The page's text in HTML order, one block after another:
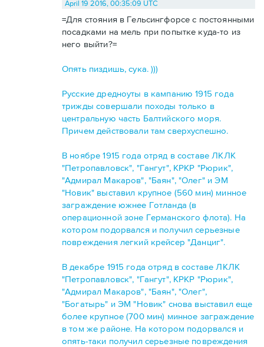
April 19 2016, 00:35:09 UTC
=Для стояния в Гельсингфорсе с постоянными
посадками на мель при попытке куда-то из
него выйти?=
Опять пиздишь, сука. )))
Русские дредноуты в кампанию 1915 года
трижды совершали походы только в
центральную часть Балтийского моря.
Причем действовали там сверхуспешно.
В ноябре 1915 года отряд в составе ЛКЛК
"Петропавловск", "Гангут", КРКР "Рюрик",
"Адмирал Макаров", "Баян", "Олег" и ЭМ
"Новик" выставил крупное (560 мин) минное
заграждение южнее Готланда (в
операционной зоне Германского флота). На
котором подорвался и получил серьезные
повреждения легкий крейсер "Данциг".
В декабре 1915 года отряд в составе ЛКЛК
"Петропавловск", "Гангут", КРКР "Рюрик",
"Адмирал Макаров", "Баян", "Олег",
"Богатырь" и ЭМ "Новик" снова выставил еще
более крупное (700 мин) минное заграждение
в том же районе. На котором подорвался и
опять-таки получил серьезные повреждения